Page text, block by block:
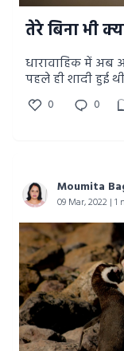
तेरे बिना भी
धारावाहिक में
पहले ही शादी हुई
की पत्नी है।
0 0
Moumita
09 Mar, 2022 | 1